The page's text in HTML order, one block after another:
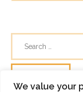
We value your